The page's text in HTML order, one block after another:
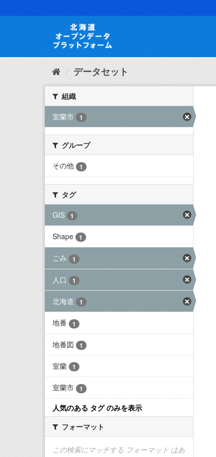
キ
て
データセット
組織
室蘭市
1
グループ
その他
1
タグ
GIS
1
Shape 1
ごみ 1
人口 1
北海道 1
地番 1
地番図 1
室蘭 1
室蘭市 1
人気のある タグ のみを表示
フォーマット
この検索にマッチする フォーマット はあ